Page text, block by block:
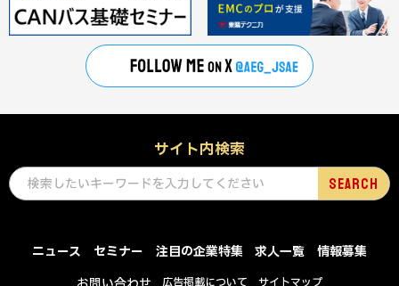
サイト内検索
ニュース セミナー 注目の企業特集 求人一覧
情報募集
広告掲載について サイトマップ